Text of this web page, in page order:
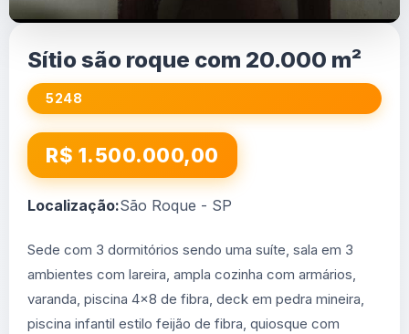
Sítio são roque com 20.000 m²
5248
R$ 1.500.000,00
Localização:São Roque - SP
Sede com 3 dormitórios sendo uma suíte, sala em 3
ambientes com lareira, ampla cozinha com armários,
varanda, piscina 4x8 de fibra, deck em pedra mineira,
piscina infantil estilo feijão de fibra, quiosque com